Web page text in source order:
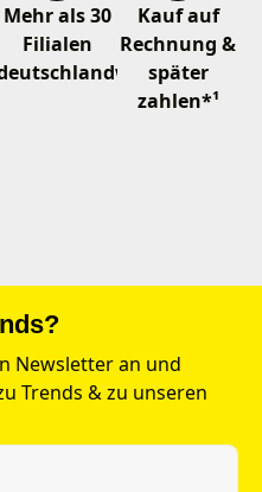
Mehr als 30
Filialen
Kauf auf
Rechnung &
später
zahlen*¹
Newsletter an und
Trends & zu unseren